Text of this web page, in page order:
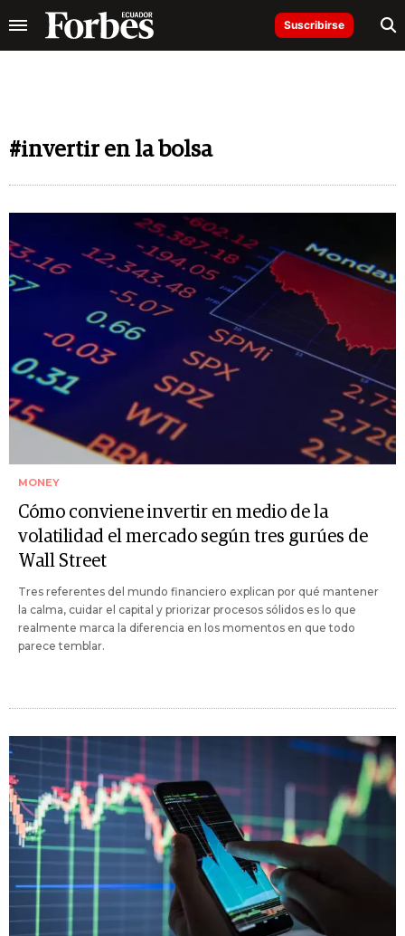
Suscribirse
#invertir en la bolsa
MONEY
Cómo conviene invertir en medio de la
volatilidad el mercado según tres gurúes de
Wall Street
Tres referentes del mundo financiero explican por qué mantener
la calma, cuidar el capital y priorizar procesos sólidos es lo que
realmente marca la diferencia en los momentos en que todo
parece temblar.